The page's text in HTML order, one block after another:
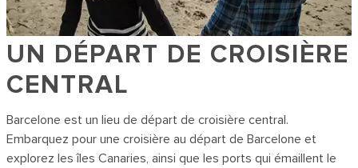
UN DÉPART DE CROISIÈRE
CENTRAL
Barcelone est un lieu de départ de croisière central.
Embarquez pour une croisière au départ de Barcelone et
explorez les îles Canaries, ainsi que les ports qui émaillent le